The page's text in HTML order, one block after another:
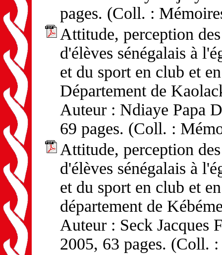
pages. (Coll. :
Attitude, perception
d'élèves sénégalais à
et du sport en club et
Département de
Auteur : Ndiaye Papa
69 pages. (Coll. :
Attitude, perception
d'élèves sénégalais à
et du sport en club et
département de
Auteur : Seck Jacques
2005, 63 pages. (Coll.